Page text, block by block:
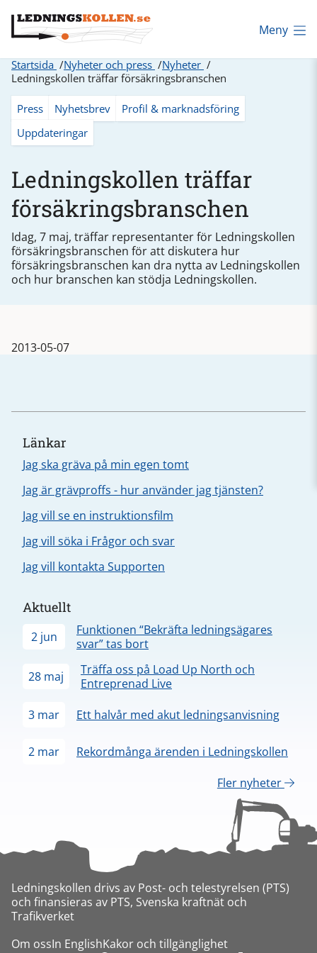
Meny
Startsida Nyheter och press
Nyheter
Ledningskollen träffar försäkringsbranschen
Press Nyhetsbrev
Profil & marknadsföring
Uppdateringar
Ledningskollen träffar
försäkringsbranschen
Idag, 7 maj, träffar representanter för Ledningskollen
försäkringsbranschen för att diskutera hur
försäkringsbranschen kan dra nytta av Ledningskollen
och hur branschen kan stödja Ledningskollen.
2013-05-07
Länkar
Jag ska gräva på min egen tomt
Jag är grävproffs - hur använder jag tjänsten?
Jag vill se en instruktionsfilm
Jag vill söka i Frågor och svar
Jag vill kontakta Supporten
Aktuellt
2 jun
Funktionen “Bekräfta ledningsägares
svar” tas bort
28 maj
Träffa oss på Load Up North och
Entreprenad Live
3 mar
Ett halvår med akut ledningsanvisning
2 mar
Rekordmånga ärenden i Ledningskollen
Fler nyheter
Ledningskollen drivs av Post- och telestyrelsen (PTS)
och finansieras av PTS, Svenska kraftnät och
Trafikverket
Om ossIn EnglishKakor och tillgänglighet